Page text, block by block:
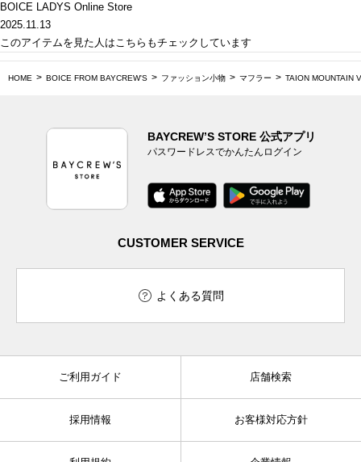
BOICE LADYS Online Store
2025.11.13
このアイテムを見た人はこちらもチェックしています
HOME BOICE FROM BAYCREW'S ファッション小物 マフラー TAION MOUNTAIN
BAYCREW’S STORE 公式アプリ
パスワードレスでかんたんログイン
CUSTOMER SERVICE
よくある質問
ご利用ガイド 店舗検索
採用情報 お客様対応方針